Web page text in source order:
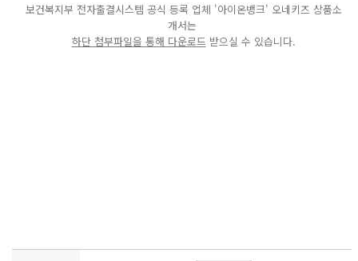
보건복지부 전자출결시스템 공식 등록 업체 '아이온뱅크' 오네키즈 상품소
개서는
하단 첨부파일을 통해 다운로드 받으실 수 있습니다.